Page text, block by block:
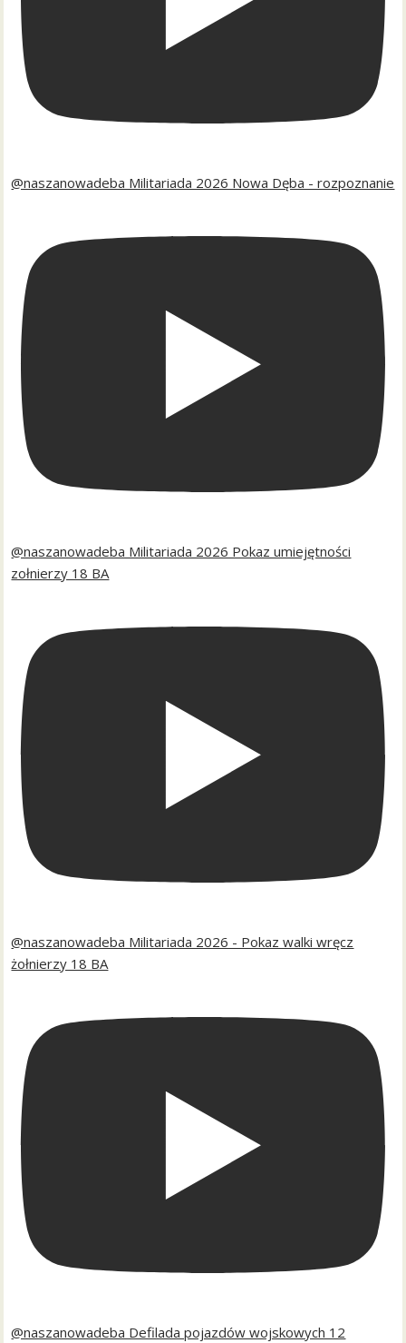
@naszanowadeba Militariada 2026 Nowa Dęba - rozpoznanie
@naszanowadeba Militariada 2026 Pokaz umiejętności
zołnierzy 18 BA
@naszanowadeba Militariada 2026 - Pokaz walki wręcz
żołnierzy 18 BA
@naszanowadeba Defilada pojazdów wojskowych 12